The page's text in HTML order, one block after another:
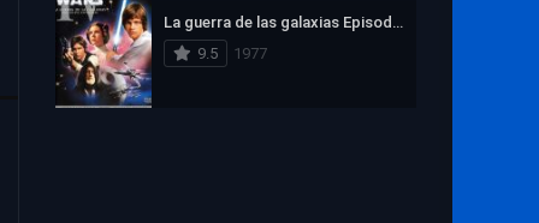
La guerra de las galaxias Episodio IV: Una nueva esperanza
9.5
1977